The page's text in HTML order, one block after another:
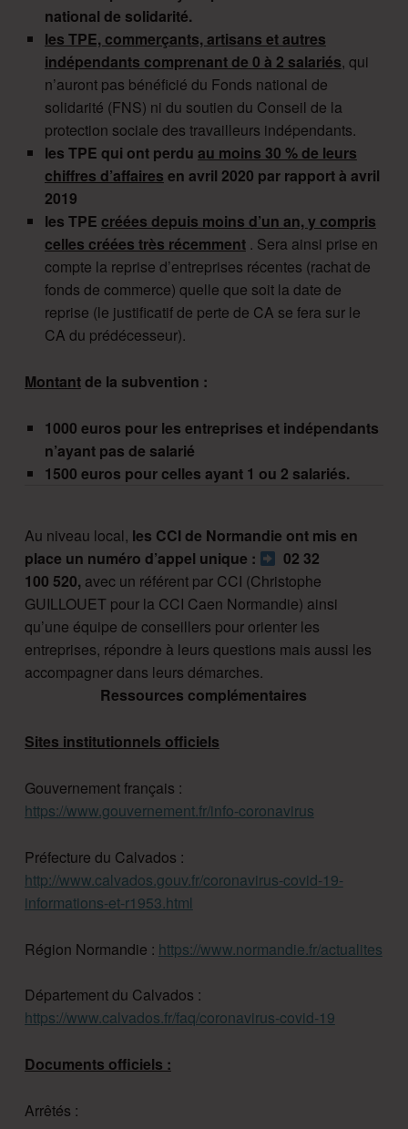
national de solidarité.
les TPE, commerçants, artisans et autres
indépendants comprenant de 0 à 2 salariés, qui
n’auront pas bénéficié du Fonds national de
solidarité (FNS) ni du soutien du Conseil de la
protection sociale des travailleurs indépendants.
les TPE qui ont perdu au moins 30 % de leurs
chiffres d’affaires en avril 2020 par rapport à avril
2019
les TPE créées depuis moins d’un an, y compris
celles créées très récemment . Sera ainsi prise en
compte la reprise d’entreprises récentes (rachat de
fonds de commerce) quelle que soit la date de
reprise (le justificatif de perte de CA se fera sur le
CA du prédécesseur).
Montantde la subvention :
1000 euros pour les entreprises et indépendants
n’ayant pas de salarié
1500 euros pour celles ayant 1 ou 2 salariés.
Au niveau local, les CCI de Normandie ont mis en
place un numéro d’appel unique :
02 32
100 520, avec un référent par CCI (Christophe
GUILLOUET pour la CCI Caen Normandie) ainsi
qu’une équipe de conseillers pour orienter les
entreprises, répondre à leurs questions mais aussi les
accompagner dans leurs démarches.
Ressources complémentaires
Sites institutionnels officiels
Gouvernement français :
https://www.gouvernement.fr/info-coronavirus
Préfecture du Calvados :
http://www.calvados.gouv.fr/coronavirus-covid-19-
informations-et-r1953.html
Région Normandie : https://www.normandie.fr/actualites
Département du Calvados :
https://www.calvados.fr/faq/coronavirus-covid-19
Documents officiels :
Arrêtés :